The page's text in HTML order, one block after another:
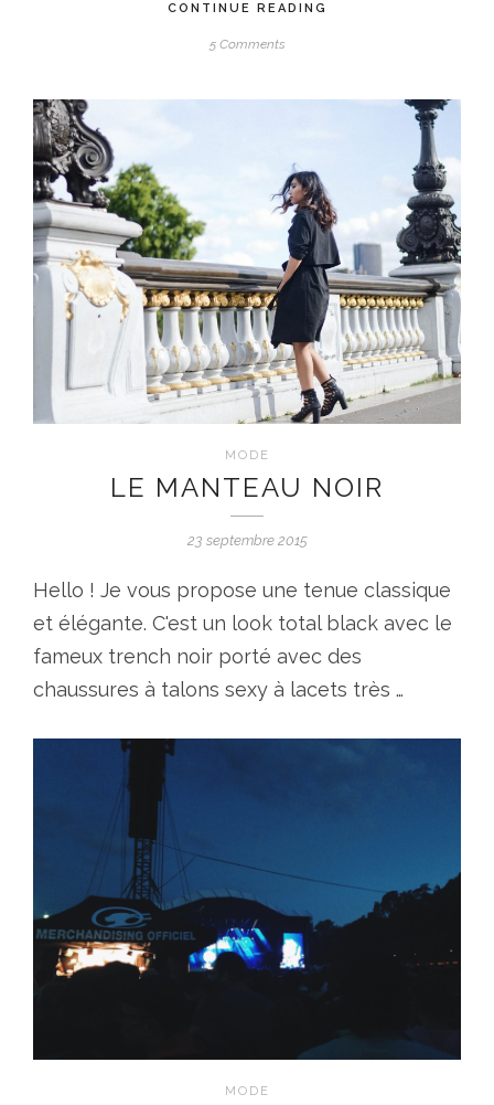
CONTINUE READING
5 Comments
MODE
LE MANTEAU NOIR
23 septembre 2015
Hello ! Je vous propose une tenue classique
et élégante. C'est un look total black avec le
fameux trench noir porté avec des
chaussures à talons sexy à lacets très …
MODE